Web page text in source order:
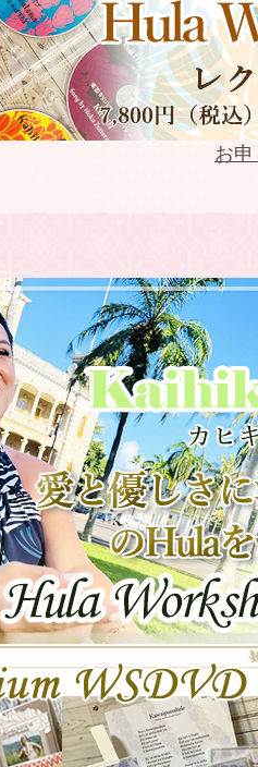
2022.03.12 Keoki
2022.02.10 keoki
模範演技
2021.08.23 WSDVD
2021.07.31 WSDVD
2021.07.30
20201年
中国・関西
2021.07.30
20201年
関東〉
2021.06.19 WSDVD「
2021.06.17 東京・横
2021.06.17 6月26日（
お